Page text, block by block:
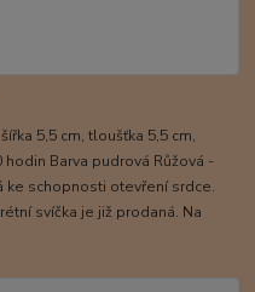
5,5 cm, tloušťka 5,5 cm,
Barva pudrová Růžová -
schopnosti otevření srdce.
svíčka je již prodaná. Na